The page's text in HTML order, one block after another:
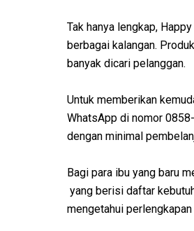
Tak hanya lengkap,
berbagai kalangan.
banyak dicari pelanggan.
Untuk memberikan
WhatsApp di nomor
dengan minimal
Bagi para ibu yang baru
yang berisi daftar
mengetahui